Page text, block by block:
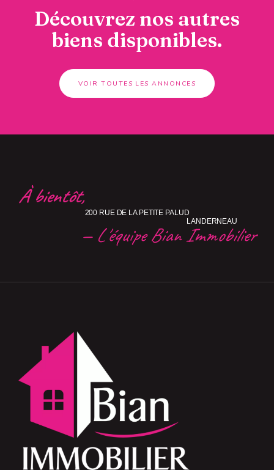
Découvrez nos autres
biens disponibles.
VOIR TOUTES LES ANNONCES
À bientôt,
200 RUE DE LA PETITE PALUD
LANDERNEAU
— L'équipe Bian Immobilier